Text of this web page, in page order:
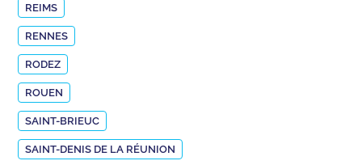
REIMS
RENNES
RODEZ
ROUEN
SAINT-BRIEUC
SAINT-DENIS DE LA RÉUNION